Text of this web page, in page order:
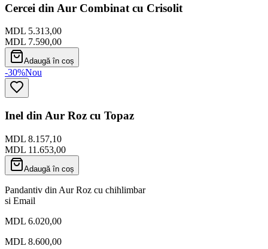
Cercei din Aur Combinat cu Crisolit
MDL 5.313,00
MDL 7.590,00
Adaugă în coș
-30%Nou
Inel din Aur Roz cu Topaz
MDL 8.157,10
MDL 11.653,00
Adaugă în coș
Pandantiv din Aur Roz cu chihlimbar
si Email
MDL 6.020,00
MDL 8.600,00